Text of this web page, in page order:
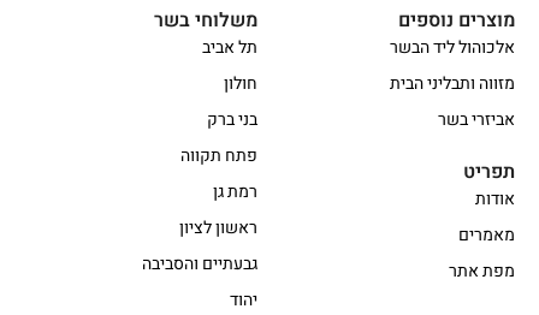
משלוחי בשר
תל אביב
חולון
בני ברק
פתח תקווה
רמת גן
ראשון לציון
גבעתיים והסביבה
יהוד
מוצרים נוספים
אלכוהול ליד הבשר
מזווה ותבליני הבית
אביזרי בשר
תפריט
אודות
מאמרים
מפת אתר